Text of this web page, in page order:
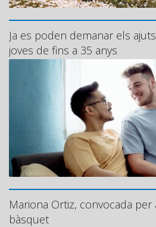
Ja es poden demanar els
joves de fins a 35 anys
Mariona Ortiz, convocada
bàsquet